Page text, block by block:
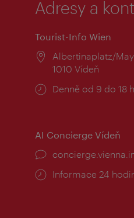
Adresy a
Tourist-Info Wien
Místo:
Albertinaplatz/
1010 Vídeň
Provozní
Denně od 9 do 18
AI Concierge Vídeň
Informace 24